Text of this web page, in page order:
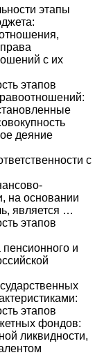
этапы
с их
этапов
деяние
с
на основании
является …
этапов
и
этапов
фондов:
ликвидности,